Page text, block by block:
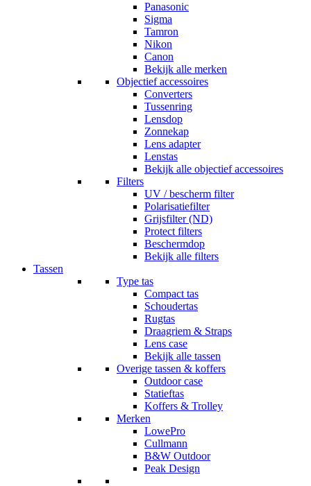
Panasonic
Sigma
Tamron
Nikon
Canon
Bekijk alle merken
Objectief accessoires
Converters
Tussenring
Lensdop
Zonnekap
Lens adapter
Lenstas
Bekijk alle objectief accessoires
Filters
UV / bescherm filter
Polarisatiefilter
Grijsfilter (ND)
Protect filters
Beschermdop
Bekijk alle filters
Tassen
Type tas
Compact tas
Schoudertas
Rugtas
Draagriem & Straps
Lens case
Bekijk alle tassen
Overige tassen & koffers
Outdoor case
Statieftas
Koffers & Trolley
Merken
LowePro
Cullmann
B&W Outdoor
Peak Design